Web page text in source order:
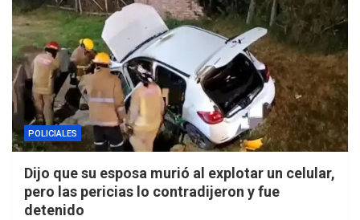
POLICIALES
Dijo que su esposa murió al explotar un celular,
pero las pericias lo contradijeron y fue
detenido